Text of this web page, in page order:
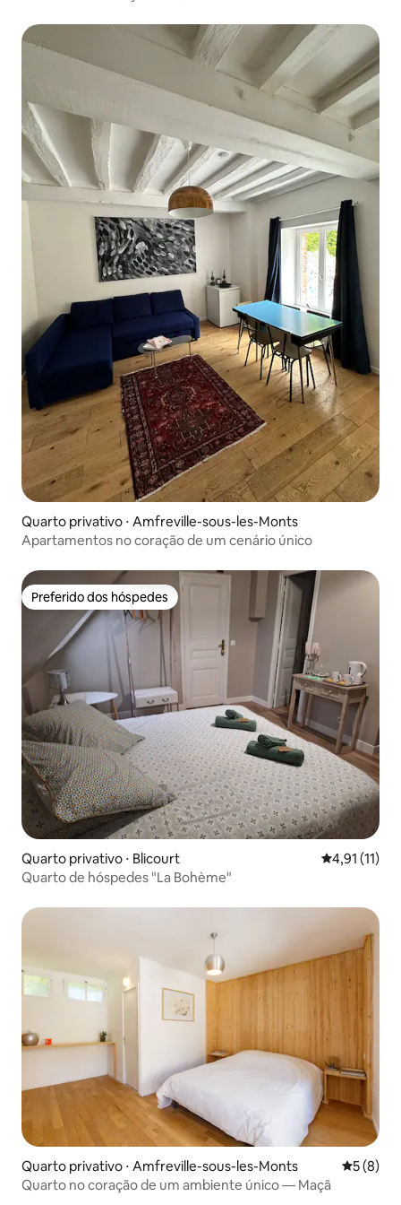
Quarto privativo ⋅ Amfreville-sous-les-Monts
Apartamentos no coração de um cenário único
Preferido dos hóspedes
Preferido dos hóspedes
Quarto privativo ⋅ Blicourt 4,91 de uma
4,91 (11)
Quarto de hóspedes "La Bohème"
Quarto privativo ⋅ Amfreville-sous-les-Monts 5 de
5 (8)
Quarto no coração de um ambiente único — Maçã